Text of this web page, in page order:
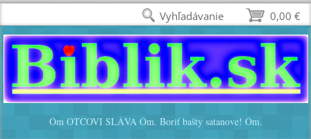
Óm OTCOVI SLÁVA Óm. Boriť bašty satanove! Óm.
0,00 €
Vyhľadávanie